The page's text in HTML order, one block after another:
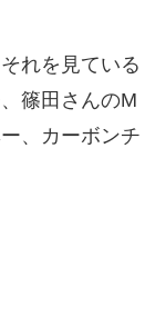
れを見ている
篠田さんのM
、カーボンチ